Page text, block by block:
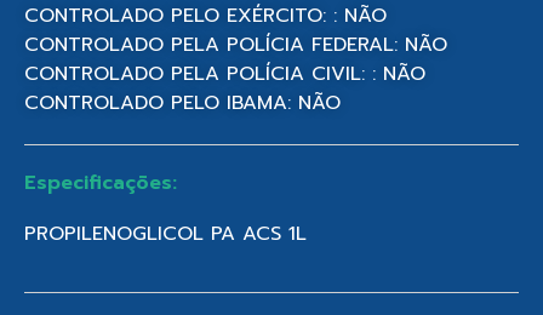
CONTROLADO PELO EXÉRCITO: : NÃO
CONTROLADO PELA POLÍCIA FEDERAL: NÃO
CONTROLADO PELA POLÍCIA CIVIL: : NÃO
CONTROLADO PELO IBAMA: NÃO
Especificações:
PROPILENOGLICOL PA ACS 1L